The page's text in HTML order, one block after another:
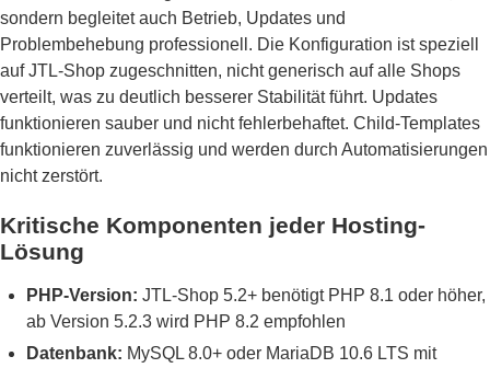
sondern begleitet auch Betrieb, Updates und
Problembehebung professionell. Die Konfiguration ist speziell
auf JTL-Shop zugeschnitten, nicht generisch auf alle Shops
verteilt, was zu deutlich besserer Stabilität führt. Updates
funktionieren sauber und nicht fehlerbehaftet. Child-Templates
funktionieren zuverlässig und werden durch Automatisierungen
nicht zerstört.
Kritische Komponenten jeder Hosting-
Lösung
PHP-Version: JTL-Shop 5.2+ benötigt PHP 8.1 oder höher,
ab Version 5.2.3 wird PHP 8.2 empfohlen
Datenbank: MySQL 8.0+ oder MariaDB 10.6 LTS mit